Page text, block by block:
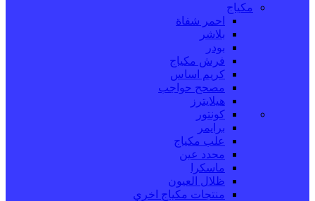
مكياج
احمر شفاة
بلاشر
بودر
فرش مكياج
كريم اساس
مصحح حواجب
هيلايترز
كونتور
برايمر
علب مكياج
محدد عين
ماسكرا
ظلال العيون
منتجات مكياج اخري